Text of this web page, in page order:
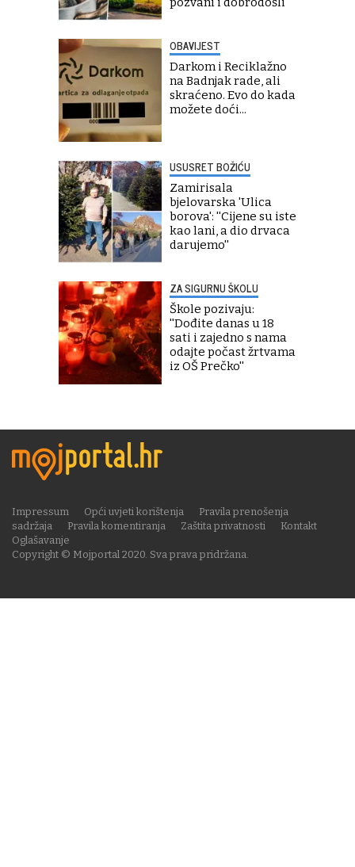
OBAVIJEST
Darkom i Reciklažno
na Badnjak rade, ali
skraćeno. Evo do kada
možete doći...
USUSRET BOŽIĆU
Zamirisala
bjelovarska 'Ulica
borova': ''Cijene su iste
kao lani, a dio drvaca
darujemo''
ZA SIGURNU ŠKOLU
Škole pozivaju:
''Dođite danas u 18
sati i zajedno s nama
odajte počast žrtvama
iz OŠ Prečko''
Copyright © Mojportal 2020. Sva prava pridržana.
Impressum Opći uvjeti korištenja
Pravila prenošenja
sadržaja
Pravila komentiranja Zaštita privatnosti
Kontakt
Oglašavanje